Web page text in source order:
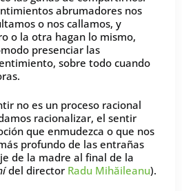
abrumadores nos
o nos callamos, y
o la otra hagan lo mismo,
presenciar las
sobre todo cuando
no es un proceso racional
racionalizar, el sentir
que enmudezca o que nos
profundo de las entrañas
de la madre al final de la
del director Radu Mihăileanu).